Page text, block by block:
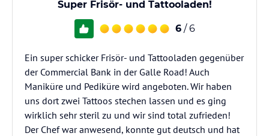
Super Frisör- und Tattooladen!
6 / 6
Ein super schicker Frisör- und Tattooladen gegenüber
der Commercial Bank in der Galle Road! Auch
Maniküre und Pediküre wird angeboten. Wir haben
uns dort zwei Tattoos stechen lassen und es ging
wirklich sehr steril zu und wir sind total zufrieden!
Der Chef war anwesend, konnte gut deutsch und hat